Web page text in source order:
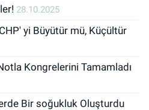
28.10.2025
yi Büyütür mü, Küçültür
Kongrelerini Tamamladı
Bir soğukluk Oluşturdu